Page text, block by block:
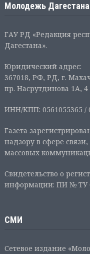
Молодежь Дагестана
ГАУ РД «Редакция
Дагестана».
Юридический адрес:
367018, РФ, РД, г.
пр. Насрутдинова 1А, 4
ИНН/КПП: 0561055365 /
Газета
надзору в сфере
массовых
Свидетельство о
информации: ПИ № ТУ
СМИ
Сетевое издание